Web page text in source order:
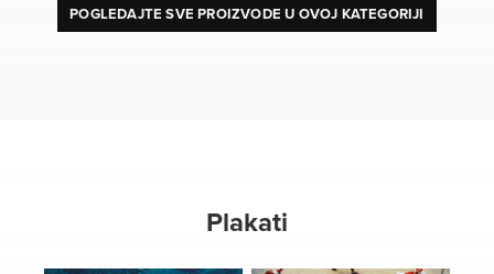
POGLEDAJTE SVE PROIZVODE U OVOJ KATEGORIJI
Plakati